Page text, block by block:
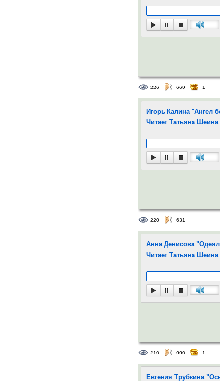
226 669 1
Игорь Калина "Ангел
Читает Татьяна Шеина
220 631
Анна Денисова
Читает Татьяна Шеина
210 660 1
Евгения Трубкина